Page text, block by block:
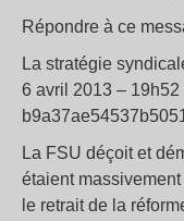
Répondre à ce
La stratégie
6 avril 2013 –
La FSU déçoit et
étaient
le retrait de la